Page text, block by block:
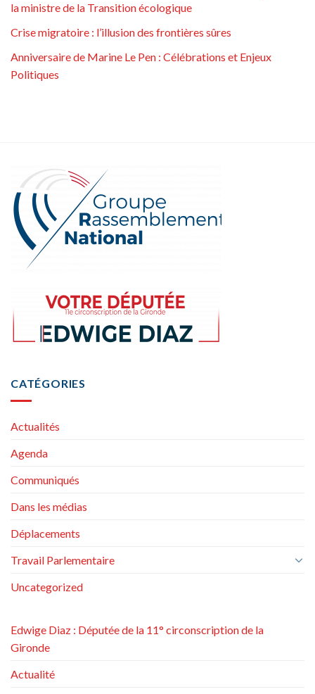
la ministre de la Transition écologique
Crise migratoire : l’illusion des frontières sûres
Anniversaire de Marine Le Pen : Célébrations et Enjeux
Politiques
CATÉGORIES
Actualités
Agenda
Communiqués
Dans les médias
Déplacements
Travail Parlementaire
Uncategorized
Edwige Diaz : Députée de la 11° circonscription de la
Gironde
Actualité